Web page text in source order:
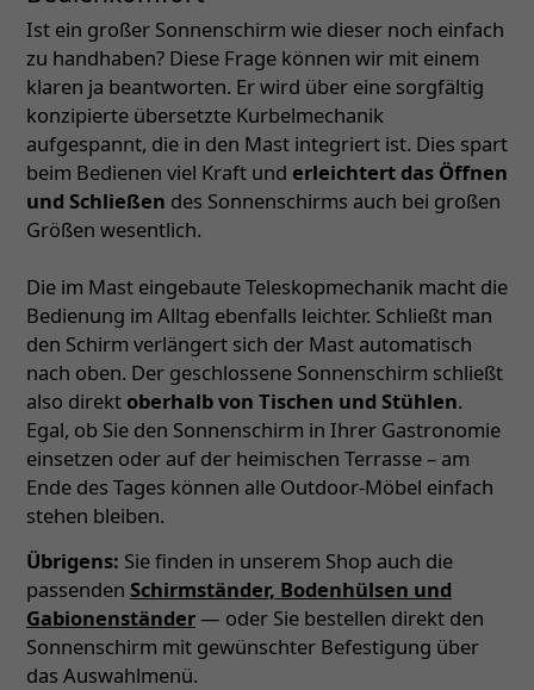
Ist ein großer Sonnenschirm wie dieser noch einfach
zu handhaben? Diese Frage können wir mit einem
klaren ja beantworten. Er wird über eine sorgfältig
konzipierte übersetzte Kurbelmechanik
aufgespannt, die in den Mast integriert ist. Dies spart
beim Bedienen viel Kraft und erleichtert das Öffnen
und Schließen des Sonnenschirms auch bei großen
Größen wesentlich.
Die im Mast eingebaute Teleskopmechanik macht die
Bedienung im Alltag ebenfalls leichter. Schließt man
den Schirm verlängert sich der Mast automatisch
nach oben. Der geschlossene Sonnenschirm schließt
also direktoberhalb von Tischen und Stühlen.
Egal, ob Sie den Sonnenschirm in Ihrer Gastronomie
einsetzen oder auf der heimischen Terrasse – am
Ende des Tages können alle Outdoor-Möbel einfach
stehen bleiben.
Übrigens: Sie finden in unserem Shop auch die
passenden Schirmständer, Bodenhülsen und
Gabionenständer— oder Sie bestellen direkt den
Sonnenschirm mit gewünschter Befestigung über
das Auswahlmenü.